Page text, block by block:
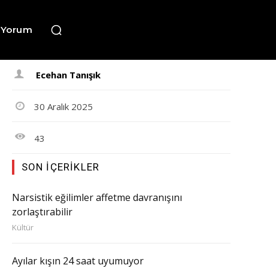
Yorum
Ecehan Tanışık
30 Aralık 2025
43
SON İÇERIKLER
Narsistik eğilimler affetme davranışını
zorlaştırabilir
Kültür
Ayılar kışın 24 saat uyumuyor